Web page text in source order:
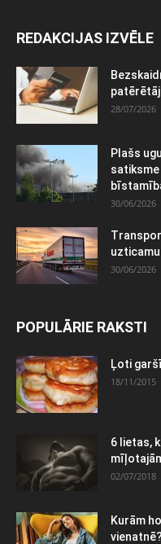
REDAKCIJAS IZVĒLE
28/07/2026
Plašs
30/06/2026
30/06/2026
POPULĀRIE RAKSTI
Ļoti
18/11/2015
6 lietas,
02/07/2018
Kurām
vienatnē?